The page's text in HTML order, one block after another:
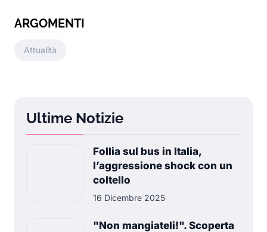
ARGOMENTI
Attualità
Ultime Notizie
Follia sul bus in Italia,
l’aggressione shock con un
coltello
16 Dicembre 2025
"Non mangiateli!". Scoperta